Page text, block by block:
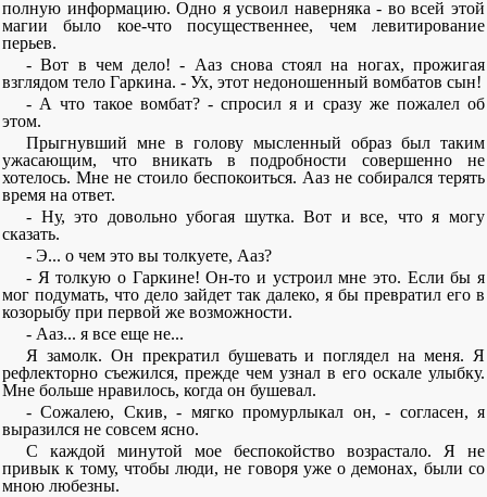
полную информацию. Одно я усвоил наверняка - во всей этой
магии было кое-что посущественнее, чем левитирование
перьев.
- Вот в чем дело! - Ааз снова стоял на ногах, прожигая
взглядом тело Гаркина. - Ух, этот недоношенный вомбатов сын!
- А что такое вомбат? - спросил я и сразу же пожалел об
этом.
Прыгнувший мне в голову мысленный образ был таким
ужасающим, что вникать в подробности совершенно не
хотелось. Мне не стоило беспокоиться. Ааз не собирался терять
время на ответ.
- Ну, это довольно убогая шутка. Вот и все, что я могу
сказать.
- Э... о чем это вы толкуете, Ааз?
- Я толкую о Гаркине! Он-то и устроил мне это. Если бы я
мог подумать, что дело зайдет так далеко, я бы превратил его в
козорыбу при первой же возможности.
- Ааз... я все еще не...
Я замолк. Он прекратил бушевать и поглядел на меня. Я
рефлекторно съежился, прежде чем узнал в его оскале улыбку.
Мне больше нравилось, когда он бушевал.
- Сожалею, Скив, - мягко промурлыкал он, - согласен, я
выразился не совсем ясно.
С каждой минутой мое беспокойство возрастало. Я не
привык к тому, чтобы люди, не говоря уже о демонах, были со
мною любезны.